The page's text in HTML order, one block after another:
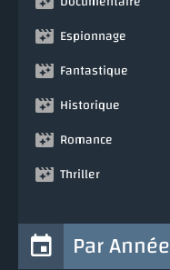
Espionnage
Fantastique
Historique
Romance
Thriller
Par Année